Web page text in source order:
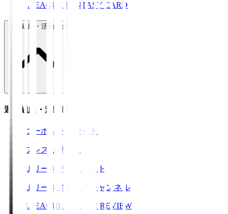
J.LEAGUE FANTASY CARD
運営組織・活動紹介
運営組織・活動紹介
コーポレートサイト
プレスリリース
Ｊリーグデータサイト
Ｊリーグメディアチャンネル
J.LEAGUE SEASON REVIEW